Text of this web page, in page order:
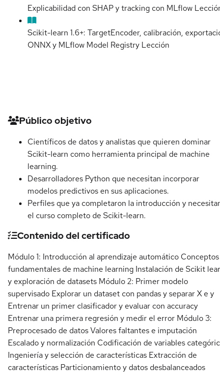
Explicabilidad con SHAP y tracking con MLflow
Scikit-learn 1.6+: TargetEncoder, calibración,
ONNX y MLflow Model Registry Lección
Detalles del curso
Público objetivo
Científicos de datos y analistas que quieren dominar
Scikit-learn como herramienta principal de machine
learning.
Desarrolladores Python que necesitan incorporar
modelos predictivos en sus aplicaciones.
Perfiles que ya completaron la introducción y
el curso completo de Scikit-learn.
Contenido del certificado
Módulo 1: Introducción al aprendizaje automático Conceptos
fundamentales de machine learning Instalación de Scikit
y exploración de datasets Módulo 2: Primer modelo
supervisado Explorar un dataset con pandas y separar X e y
Entrenar un primer clasificador y evaluar con accuracy
Entrenar una primera regresión y medir el error Módulo 3:
Preprocesado de datos Valores faltantes e imputación
Escalado y normalización Codificación de variables
Ingeniería y selección de características Extracción de
características Particionamiento y datos desbalanceados